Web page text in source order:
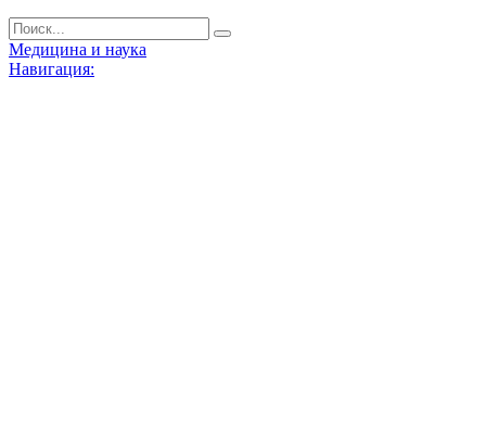
Медицина и наука
Навигация: